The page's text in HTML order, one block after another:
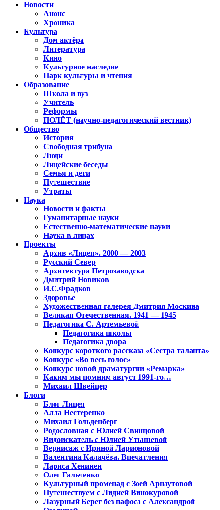
Новости
Анонс
Хроника
Культура
Дом актёра
Литература
Кино
Культурное наследие
Парк культуры и чтения
Образование
Школа и вуз
Учитель
Реформы
ПОЛЁТ (научно-педагогический вестник)
Общество
История
Свободная трибуна
Люди
Лицейские беседы
Семья и дети
Путешествие
Утраты
Наука
Новости и факты
Гуманитарные науки
Естественно-математические науки
Наука в лицах
Проекты
Архив «Лицея». 2000 — 2003
Русский Север
Архитектура Петрозаводска
Дмитрий Новиков
И.С.Фрадков
Здоровье
Художественная галерея Дмитрия Москина
Великая Отечественная. 1941 — 1945
Педагогика С. Артемьевой
Педагогика школы
Педагогика двора
Конкурс короткого рассказа «Сестра таланта»
Конкурс «Во весь голос»
Конкурс новой драматургии «Ремарка»
Каким мы помним август 1991-го…
Михаил Швейцер
Блоги
Блог Лицея
Алла Нестеренко
Михаил Гольденберг
Родословная с Юлией Свинцовой
Видоискатель с Юлией Утышевой
Вернисаж с Ириной Ларионовой
Валентина Калачёва. Впечатления
Лариса Хенинен
Олег Гальченко
Культурный променад с Зоей Арнаутовой
Путешествуем с Лидией Винокуровой
Лазурный Берег без пафоса с Александрой